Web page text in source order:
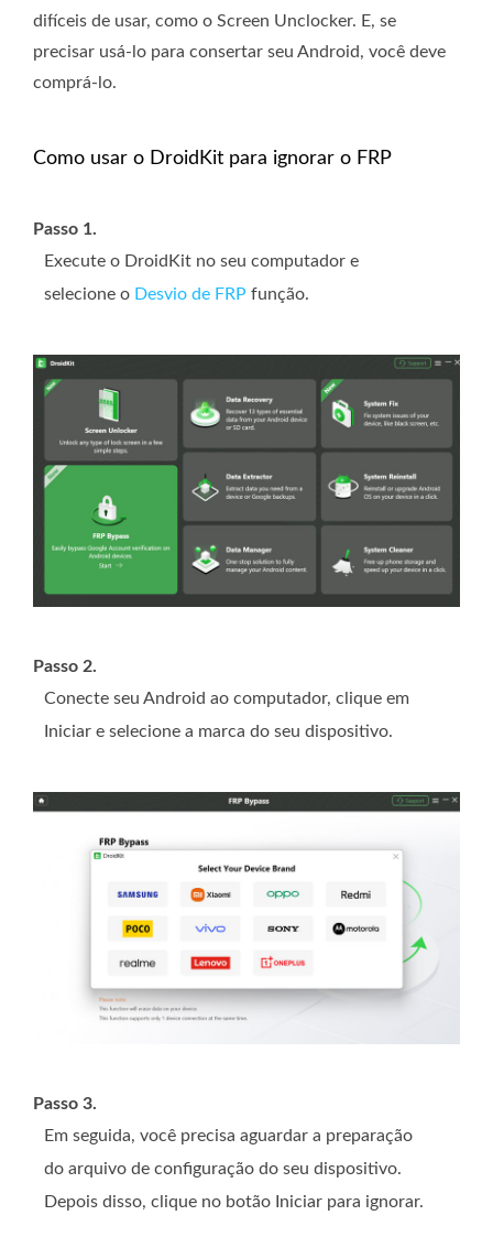
difíceis de usar, como o Screen Unclocker. E, se
precisar usá-lo para consertar seu Android, você deve
comprá-lo.
Como usar o DroidKit para ignorar o FRP
Passo 1.
Execute o DroidKit no seu computador e
selecione o Desvio de FRP função.
Passo 2.
Conecte seu Android ao computador, clique em
Iniciar e selecione a marca do seu dispositivo.
Passo 3.
Em seguida, você precisa aguardar a preparação
do arquivo de configuração do seu dispositivo.
Depois disso, clique no botão Iniciar para ignorar.